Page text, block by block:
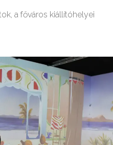
a főváros kiállítóhelyei